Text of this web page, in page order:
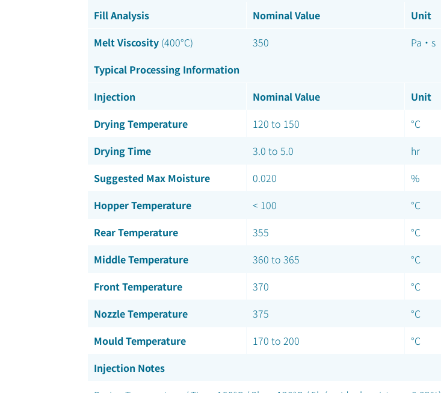
Fill Analysis
Nominal Value Unit
Melt Viscosity(400°C) 350 Pa·s
Typical Processing Information
Injection
Nominal Value
Unit
Drying Temperature
120 to 150
°C
Drying Time
3.0 to 5.0
hr
Suggested Max Moisture
0.020
%
Hopper Temperature
< 100
°C
Rear Temperature
355
°C
Middle Temperature
360 to 365
°C
Front Temperature
370
°C
Nozzle Temperature
375
°C
Mould Temperature
170 to 200
°C
Injection Notes